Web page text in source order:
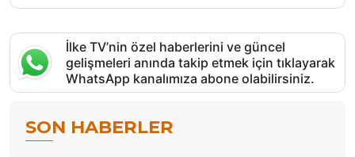
İlke TV’nin özel haberlerini ve güncel
gelişmeleri anında takip etmek için tıklayarak
WhatsApp kanalımıza abone olabilirsiniz.
SON HABERLER